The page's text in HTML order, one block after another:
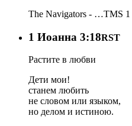
The Navigators - …TMS 1
1 Иоанна 3:18RST
Растите в любви
Дети мои!
станем любить
не словом или языком,
но делом и истиною.